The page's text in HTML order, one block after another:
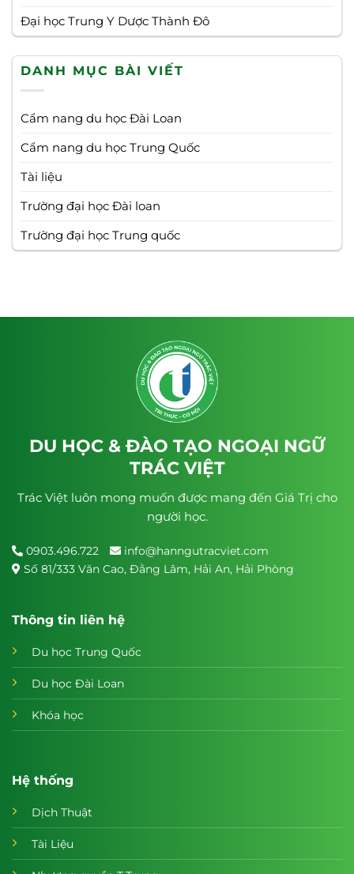
Đại học Trung Y Dược Thành Đô
DANH MỤC BÀI VIẾT
Cẩm nang du học Đài Loan
Cẩm nang du học Trung Quốc
Tài liệu
Trường đại học Đài loan
Trường đại học Trung quốc
DU HỌC & ĐÀO TẠO NGOẠI NGỮ
TRÁC VIỆT
Trác Việt luôn mong muốn được mang đến Giá Trị cho
người học.
0903.496.722
info@hanngutracviet.com
Số 81/333 Văn Cao, Đằng Lâm, Hải An, Hải Phòng
Thông tin liên hệ
Du học Trung Quốc
Du học Đài Loan
Khóa học
Hệ thống
Dịch Thuật
Tài Liệu